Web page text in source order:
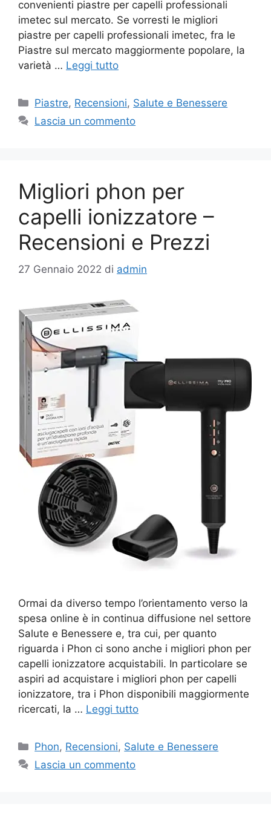
convenienti piastre per capelli professionali
imetec sul mercato. Se vorresti le migliori
piastre per capelli professionali imetec, fra le
Piastre sul mercato maggiormente popolare, la
varietà … Leggi tutto
Categorie
Piastre, Recensioni, Salute e Benessere
Lascia un commento
Migliori phon per
capelli ionizzatore –
Recensioni e Prezzi
27 Gennaio 2022 di admin
Ormai da diverso tempo l’orientamento verso la
spesa online è in continua diffusione nel settore
Salute e Benessere e, tra cui, per quanto
riguarda i Phon ci sono anche i migliori phon per
capelli ionizzatore acquistabili. In particolare se
aspiri ad acquistare i migliori phon per capelli
ionizzatore, tra i Phon disponibili maggiormente
ricercati, la … Leggi tutto
Categorie
Phon, Recensioni, Salute e Benessere
Lascia un commento